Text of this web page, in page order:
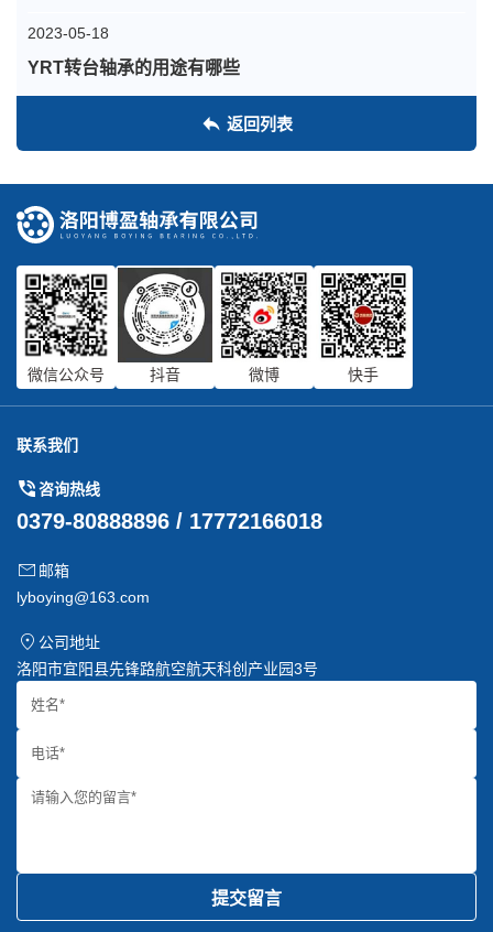
2023-05-18
YRT转台轴承的用途有哪些
返回列表
微信公众号 抖音 微博 快手
联系我们
咨询热线
0379-80888896 / 17772166018
邮箱
lyboying@163.com
公司地址
洛阳市宜阳县先锋路航空航天科创产业园3号
提交留言